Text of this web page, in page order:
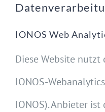
IONOS Web
Diese Website nutzt
IONOS-
IONOS). Anbieter